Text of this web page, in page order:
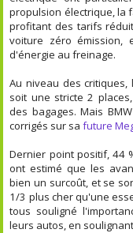
propulsion électrique, la
profitant des tarifs
voiture zéro émission,
d'énergie au freinage.
Au niveau des
soit une stricte 2
des bagages. Mais
corrigés sur safuture
Dernier point positif, 44
ont estimé que les
bien un surcoût, et se
1/3 plus cher qu'une
tous souligné
leurs autos, en